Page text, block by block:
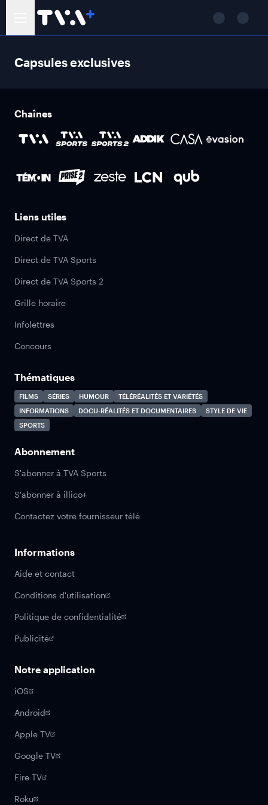
Capsules exclusives
Chaînes
Liens utiles
Direct de TVA
Direct de TVA Sports
Direct de TVA Sports 2
Grille horaire
Infolettres
Concours
Thématiques
FILMS SÉRIES HUMOUR
TÉLÉRÉALITÉS ET VARIÉTÉS
INFORMATIONS
DOCU-RÉALITÉS ET DOCUMENTAIRES
STYLE DE VIE
SPORTS
Abonnement
S'abonner à TVA Sports
S'abonner à illico+
Contactez votre fournisseur télé
Informations
Aide et contact
Conditions d'utilisation
Politique de confidentialité
Publicité
Notre application
iOS
Android
Apple TV
Google TV
Fire TV
Roku